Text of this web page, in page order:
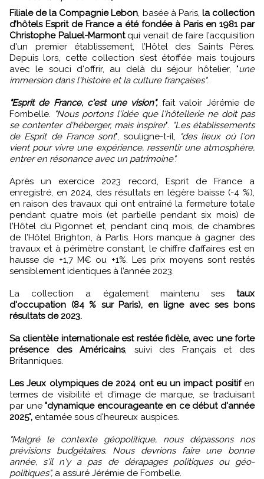
Filiale de la Compagnie Lebon, basée à Paris, la collection
d’hôtels Esprit de France a été fondée à Paris en 1981 par
Christophe Paluel-Marmontqui venait de faire l’acquisition
d'un premier établissement, l’Hôtel des Saints Pères.
Depuis lors, cette collection s’est étoffée mais toujours
avec le souci d'offrir, au delà du séjour hôtelier, "une
immersion dans l'histoire et la culture françaises".
"Esprit de France, c'est une vision",fait valoir Jérémie de
Fombelle. "Nous portons l'idée que l'hôtellerie ne doit pas
se contenter d'héberger, mais inspirer". "Les établissements
de Esprit de France sont", souligne-t-il,
"des lieux où l'on
vient pour vivre une expérience, ressentir une atmosphère,
entrer en résonance avec un patrimoine".
Après un exercice 2023 record, Esprit de France a
enregistré, en 2024, des résultats en légère baisse (-4 %),
en raison des travaux qui ont entraîné la fermeture totale
pendant quatre mois (et partielle pendant six mois) de
l'Hôtel du Pigonnet et, pendant cinq mois, de chambres
de l’Hôtel Brighton, à Partis. Hors manque à gagner des
travaux et à périmètre constant, le chiffre d’affaires est en
hausse de +1,7 M€ ou +1%. Les prix moyens sont restés
sensiblement identiques à l’année 2023.
La collection a également maintenu ses taux
d'occupation (84 % sur Paris), en ligne avec ses bons
résultats de 2023.
Sa clientèle internationale est restée fidèle, avec une forte
présence des Américains, suivi des Français et des
Britanniques.
Les Jeux olympiques de 2024 ont eu un impact positifen
termes de visibilité et d'image de marque, se traduisant
par une"dynamique encourageante en ce début d'année
2025", entamée sous d'heureux auspices.
"Malgré le contexte géopolitique, nous dépassons nos
prévisions budgétaires. Nous devrions faire une bonne
année, s'il n'y a pas de dérapages politiques ou géo-
politiques", a assuré Jérémie de Fombelle.